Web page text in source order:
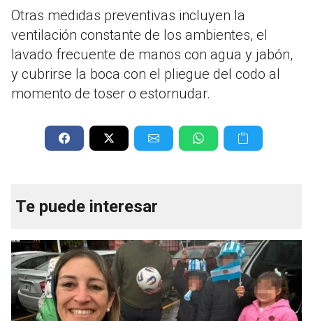
Otras medidas preventivas incluyen la
ventilación constante de los ambientes, el
lavado frecuente de manos con agua y jabón,
y cubrirse la boca con el pliegue del codo al
momento de toser o estornudar.
Te puede interesar